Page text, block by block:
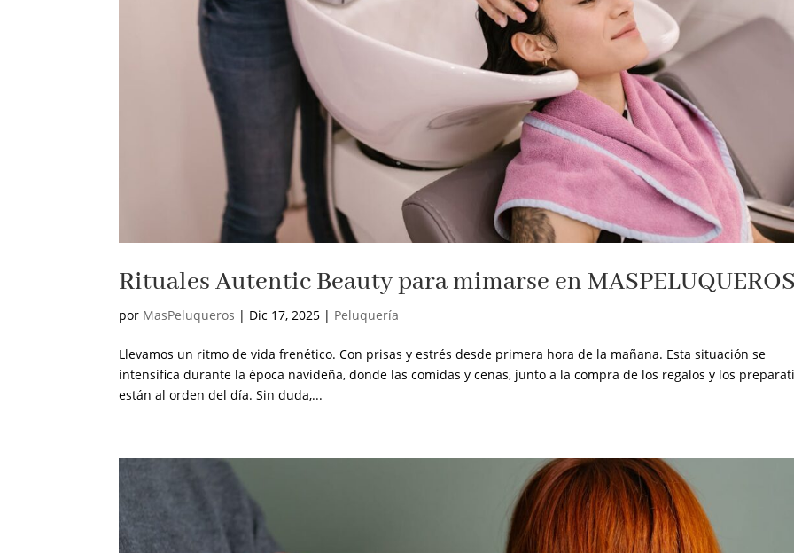
Rituales Autentic Beauty para mimarse en
por MasPeluqueros | Dic 17, 2025 | Peluquería
Llevamos un ritmo de vida frenético. Con prisas y estrés desde primera hora de la mañana. Esta situación se
intensifica durante la época navideña, donde las comidas y cenas, junto a la compra de los regalos y los
están al orden del día. Sin duda,...